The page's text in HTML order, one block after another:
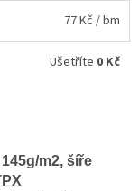
77 Kč / bm
Ušetříte 0 Kč
m2, šíře